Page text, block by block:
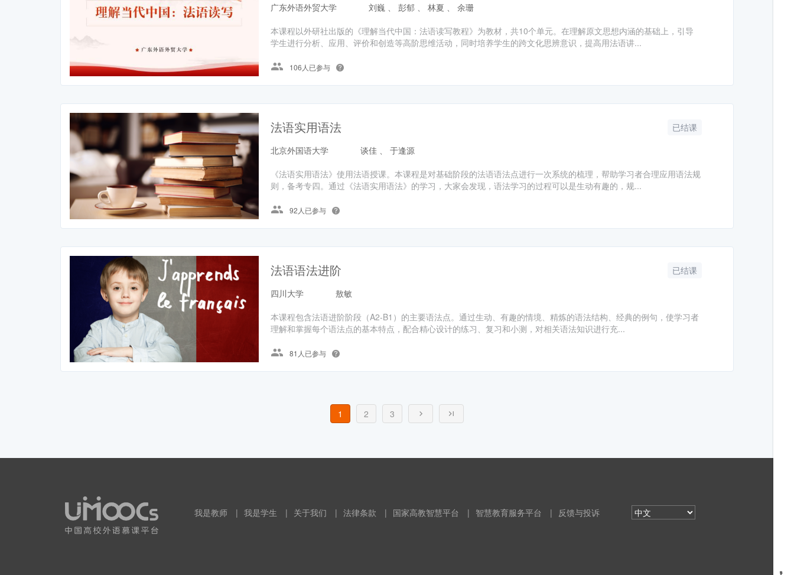
广东外语外贸大学
刘巍 、 彭郁 、 林夏 、 余珊
本课程以外研社出版的《理解当代中国：法语读写教程》为教材，共10个单元。在理解原文思想内涵的基础上，引导
学生进行分析、应用、评价和创造等高阶思维活动，同时培养学生的跨文化思辨意识，提高用法语讲...
106人已参与
法语实用语法
已结课
北京外国语大学
谈佳 、 于逢源
《法语实用语法》使用法语授课。本课程是对基础阶段的法语语法点进行一次系统的梳理，帮助学习者合理应用语法规
则，备考专四。通过《法语实用语法》的学习，大家会发现，语法学习的过程可以是生动有趣的，规...
92人已参与
法语语法进阶
已结课
四川大学
敖敏
本课程包含法语进阶阶段（A2-B1）的主要语法点。通过生动、有趣的情境、精炼的语法结构、经典的例句，使学习者
理解和掌握每个语法点的基本特点，配合精心设计的练习、复习和小测，对相关语法知识进行充...
81人已参与
1 2 3
我是教师 | 我是学生 | 关于我们 | 法律条款 | 国家高教智慧平台 | 智慧教育服务平台 | 反馈与投诉